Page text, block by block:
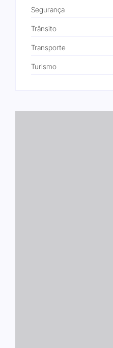
Segurança
Trânsito
Transporte
Turismo